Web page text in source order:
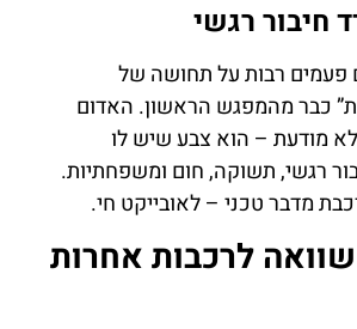
חיבור רגשי
פעמים רבות על תחושה של
כבר מהמפגש הראשון. האדום
מודעת – הוא צבע שיש לו
רגשי, תשוקה, חום ומשפחתיות.
מדבר טכני – לאובייקט חי.
לרכבות אחרות